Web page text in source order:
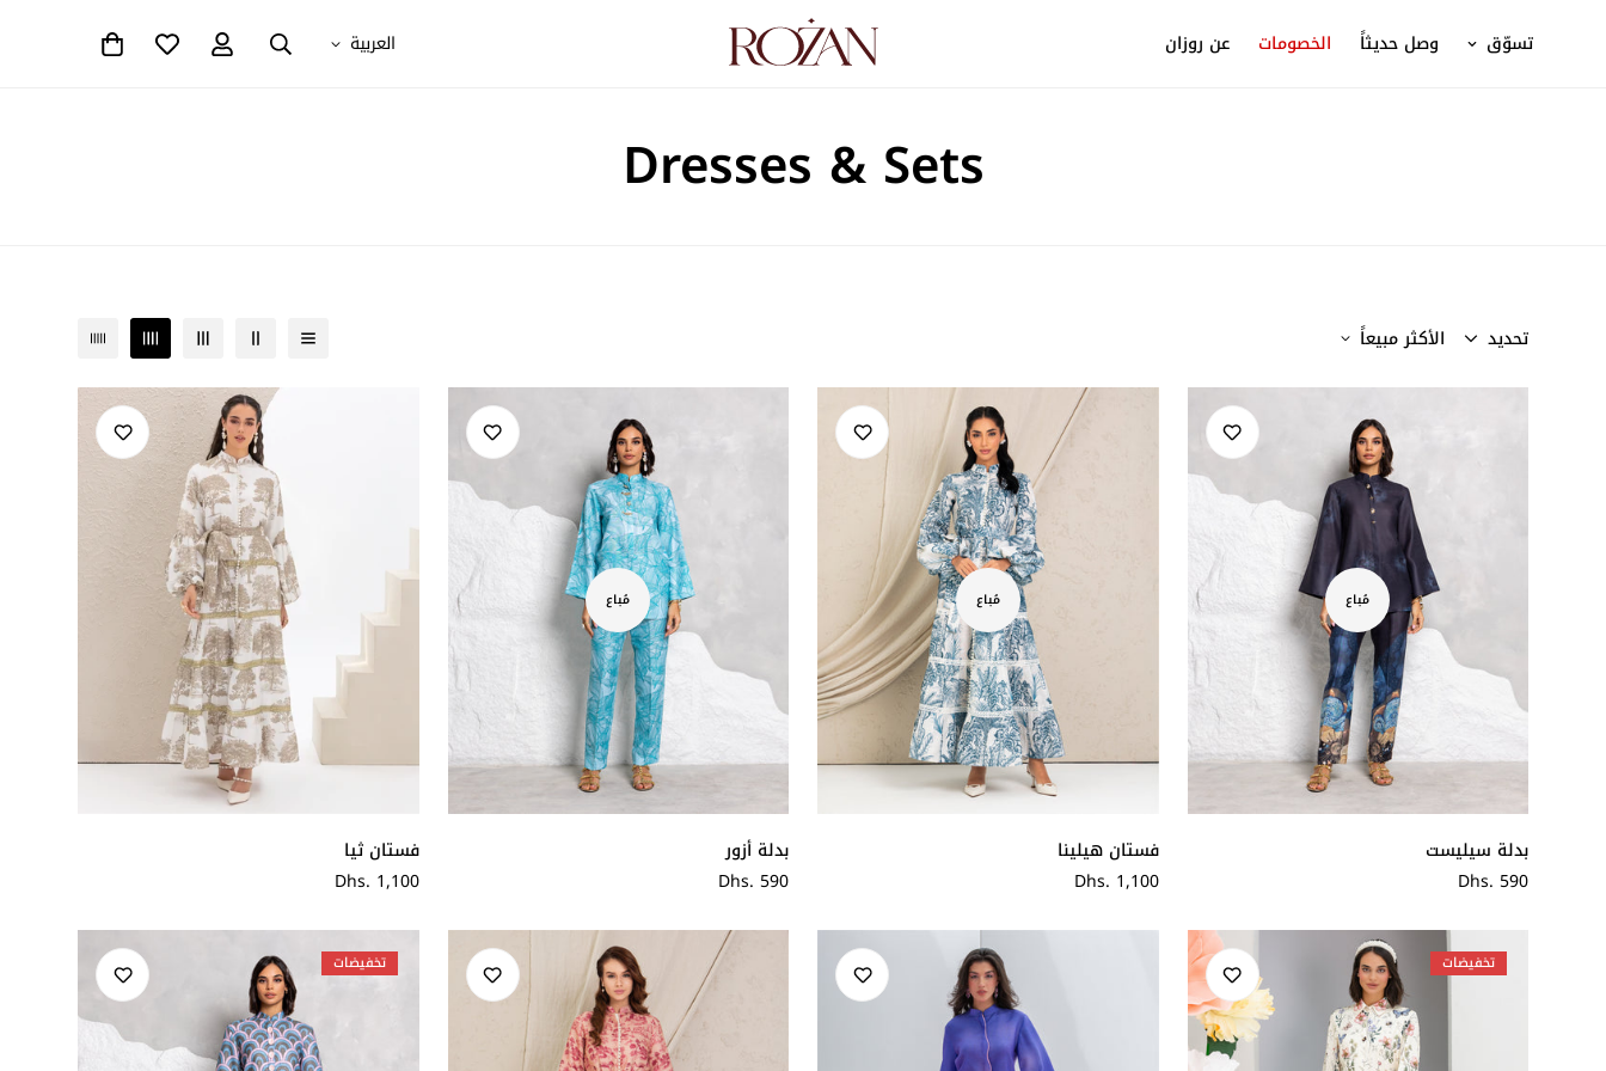
تسوّق وصل حديثاً الخصومات عن روزان العربية
Dresses & Sets
تحديد الأكثر مبيعاً
مُباع
بدلة سيليست
سعر
Dhs. 590
مُباع
فستان هيلينا
سعر
Dhs. 1,100
مُباع
بدلة أزور
سعر
Dhs. 590
فستان ثيا
سعر
Dhs. 1,100
تخفيضات تخفيضات